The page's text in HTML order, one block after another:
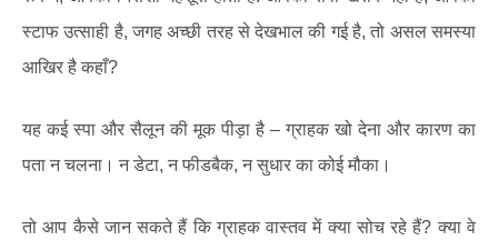
स्टाफ उत्साही है, जगह अच्छी तरह से देखभाल की गई है, तो असल समस्या
आखिर है कहाँ?
यह कई स्पा और सैलून की मूक पीड़ा है – ग्राहक खो देना और कारण का
पता न चलना। न डेटा, न फीडबैक, न सुधार का कोई मौका।
तो आप कैसे जान सकते हैं कि ग्राहक वास्तव में क्या सोच रहे हैं? क्या वे